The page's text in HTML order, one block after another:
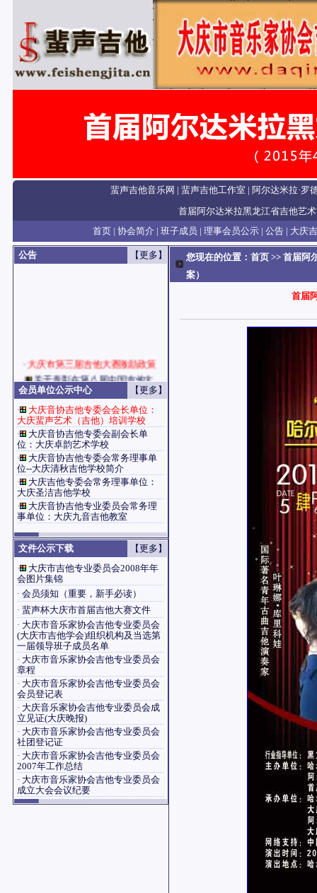
蜚声吉他音乐网 | 蜚声吉他工作室 | 阿尔达米拉·罗
首届阿尔达米拉黑龙江省吉他艺
首页 | 协会简介 | 班子成员 | 理事会员公示 | 公告 | 大庆
公告 【更多】
大庆市第三届吉他大赛激励政策
·
关于表彰在第八届中国吉他大
赛获奖的选手和指导教师的通知
会员单位公示中心
【更多】
·
大庆音协吉他专委会会长单位：
大庆蜚声艺术（吉他）培训学校
·
大庆音协吉他专委会副会长单
位：大庆卓韵艺术学校
·
大庆音协吉他专委会常务理事单
位--大庆清秋吉他学校简介
·
大庆吉他专委会常务理事单位：
大庆圣洁吉他学校
·
大庆音协吉他专业委员会常务理
事单位：大庆九音吉他教室
文件公示下载
【更多】
·
大庆市吉他专业委员会2008年年
会图片集锦
· 会员须知（重要，新手必读）
· 蜚声杯大庆市首届吉他大赛文件
· 大庆市音乐家协会吉他专业委员会
(大庆市吉他学会)组织机构及当选第
一届领导班子成员名单
· 大庆市音乐家协会吉他专业委员会
章程
· 大庆市音乐家协会吉他专业委员会
会员登记表
· 大庆音乐家协会吉他专业委员会成
立见证(大庆晚报)
· 大庆市音乐家协会吉他专业委员会
社团登记证
· 大庆市音乐家协会吉他专业委员会
2007年工作总结
· 大庆市音乐家协会吉他专业委员会
成立大会会议纪要
您现在的位置： 首页>> 首届阿
案）
首届